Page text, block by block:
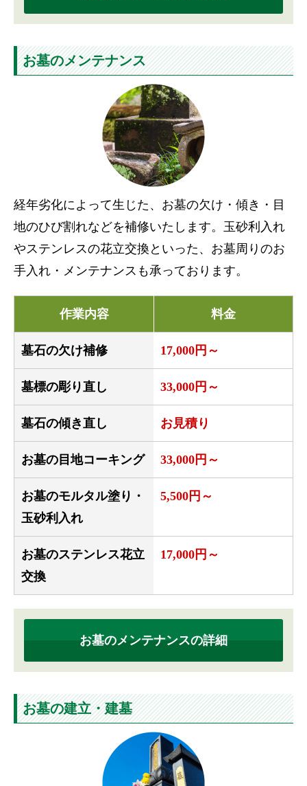
お墓のメンテナンス
経年劣化によって生じた、お墓の欠け・傾き・目
地のひび割れなどを補修いたします。玉砂利入れ
やステンレスの花立交換といった、お墓周りのお
手入れ・メンテナンスも承っております。
作業内容 料金
墓石の欠け補修 17,000円～
墓標の彫り直し 33,000円～
墓石の傾き直し お見積り
お墓の目地コーキング 33,000円～
お墓のモルタル塗り・
玉砂利入れ
5,500円～
お墓のステンレス花立
交換
17,000円～
お墓のメンテナンスの詳細
お墓の建立・建墓